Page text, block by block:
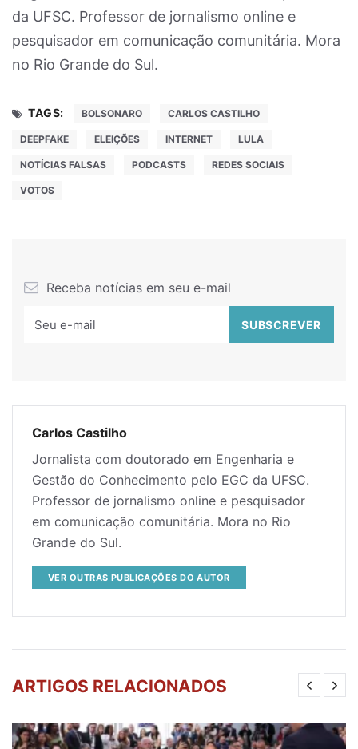
da UFSC. Professor de jornalismo online e
pesquisador em comunicação comunitária. Mora
no Rio Grande do Sul.
TAGS: BOLSONARO CARLOS CASTILHO
DEEPFAKE ELEIÇÕES INTERNET LULA
NOTÍCIAS FALSAS PODCASTS REDES SOCIAIS
VOTOS
Receba notícias em seu e-mail
Carlos Castilho
Jornalista com doutorado em Engenharia e
Gestão do Conhecimento pelo EGC da UFSC.
Professor de jornalismo online e pesquisador
em comunicação comunitária. Mora no Rio
Grande do Sul.
VER OUTRAS PUBLICAÇÕES DO AUTOR
ARTIGOS RELACIONADOS